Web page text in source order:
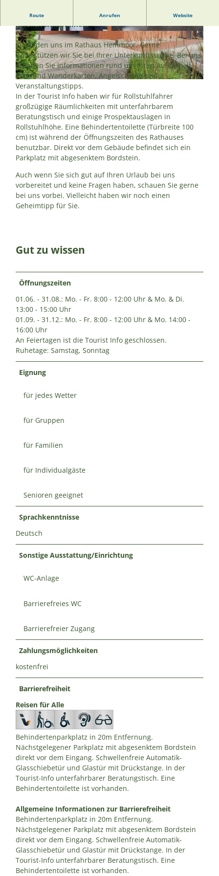
© C. Lein | CC-BY-SA
© Bernd Otten PhotographieVG Bild-Kunst Ur
h.-Nr.: 323 6 313 |CC-BY
© C. Lein | CC-BY-SA
Route Anrufen Website
Die Mitarbeiterinnen der Tourist Info heißen Sie
herzlich willkommen!
Sie finden uns im Rathaus Hemmoor. Gerne
unterstützen wir Sie bei Ihrer Unterkunftssuche. Bei uns
erhalten Sie Informationen rund um Ihren Aufenthalt,
Rad- und Wanderkarten, Angelscheine und
Veranstaltungstipps.
In der Tourist Info haben wir für Rollstuhlfahrer
großzügige Räumlichkeiten mit unterfahrbarem
Beratungstisch und einige Prospektauslagen in
Rollstuhlhöhe. Eine Behindertentoilette (Türbreite 100
cm) ist während der Öffnungszeiten des Rathauses
benutzbar. Direkt vor dem Gebäude befindet sich ein
Parkplatz mit abgesenktem Bordstein.
Auch wenn Sie sich gut auf Ihren Urlaub bei uns
vorbereitet und keine Fragen haben, schauen Sie gerne
bei uns vorbei. Vielleicht haben wir noch einen
Geheimtipp für Sie.
Gut zu wissen
Öffnungszeiten
01.06. - 31.08.: Mo. - Fr. 8:00 - 12:00 Uhr & Mo. & Di.
13:00 - 15:00 Uhr
01.09. - 31.12.: Mo. - Fr. 8:00 - 12:00 Uhr & Mo. 14:00 -
16:00 Uhr
An Feiertagen ist die Tourist Info geschlossen.
Ruhetage: Samstag, Sonntag
Eignung
für jedes Wetter
für Gruppen
für Familien
für Individualgäste
Senioren geeignet
Sprachkenntnisse
Deutsch
Sonstige Ausstattung/Einrichtung
WC-Anlage
Barrierefreies WC
Barrierefreier Zugang
Zahlungsmöglichkeiten
kostenfrei
Barrierefreiheit
Reisen für Alle
Behindertenparkplatz in 20m Entfernung.
Nächstgelegener Parkplatz mit abgesenktem Bordstein
direkt vor dem Eingang. Schwellenfreie Automatik-
Glasschiebetür und Glastür mit Drückstange. In der
Tourist-Info unterfahrbarer Beratungstisch. Eine
Behindertentoilette ist vorhanden.
Allgemeine Informationen zur Barrierefreiheit
Behindertenparkplatz in 20m Entfernung.
Nächstgelegener Parkplatz mit abgesenktem Bordstein
direkt vor dem Eingang. Schwellenfreie Automatik-
Glasschiebetür und Glastür mit Drückstange. In der
Tourist-Info unterfahrbarer Beratungstisch. Eine
Behindertentoilette ist vorhanden.